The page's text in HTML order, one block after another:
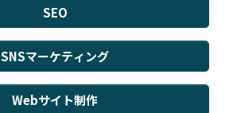
SEO
SNSマーケティング
Webサイト制作